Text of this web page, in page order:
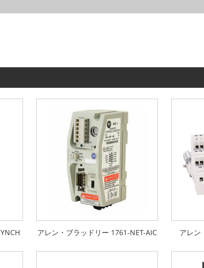
アレン・ブラッドリー 1761-NET-AIC アレン